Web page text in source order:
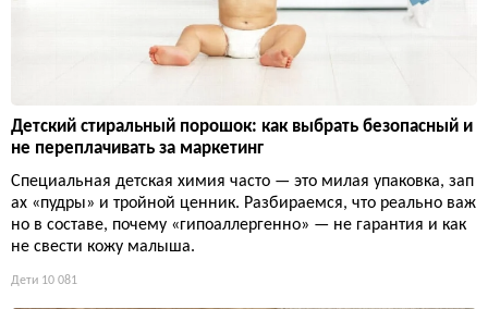
Детский стиральный порошок: как выбрать безопасный и
не переплачивать за маркетинг
Специальная детская химия часто — это милая упаковка, зап
ах «пудры» и тройной ценник. Разбираемся, что реально важ
но в составе, почему «гипоаллергенно» — не гарантия и как
не свести кожу малыша.
Дети 10 081